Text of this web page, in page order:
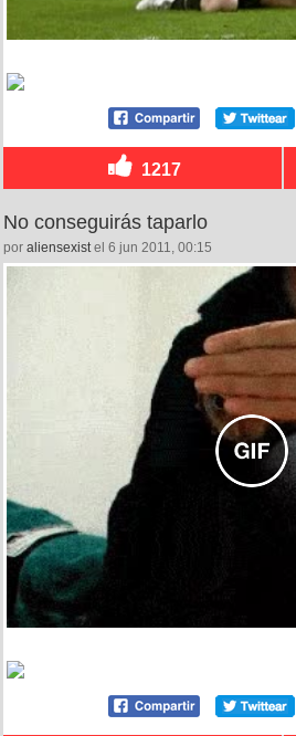
1217
No conseguirás taparlo
por aliensexistel 6 jun 2011, 00:15